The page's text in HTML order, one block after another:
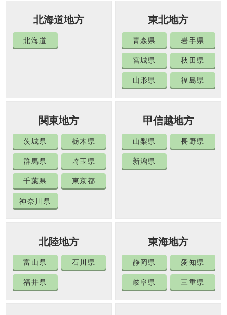
北海道地方
北海道
東北地方
青森県 岩手県
宮城県 秋田県
山形県 福島県
関東地方
茨城県 栃木県
群馬県 埼玉県
千葉県 東京都
神奈川県
甲信越地方
山梨県 長野県
新潟県
北陸地方
富山県 石川県
福井県
東海地方
静岡県 愛知県
岐阜県 三重県